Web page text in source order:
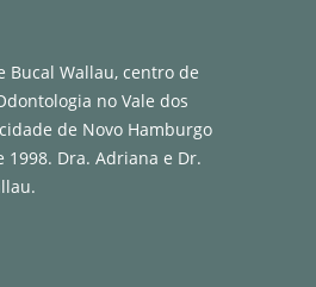
Bucal Wallau, centro de
no Vale dos
de Novo Hamburgo
1998. Dra. Adriana e Dr.